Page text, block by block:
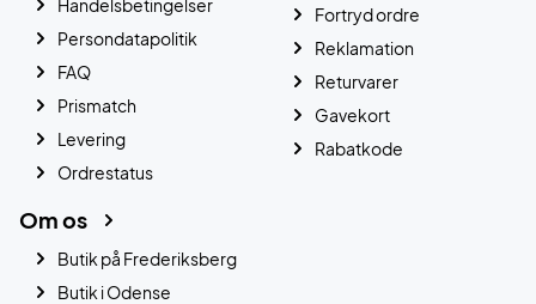
Handelsbetingelser
Persondatapolitik
FAQ
Prismatch
Levering
Ordrestatus
Fortryd ordre
Reklamation
Returvarer
Gavekort
Rabatkode
Om os
Butik på Frederiksberg
Butik i Odense